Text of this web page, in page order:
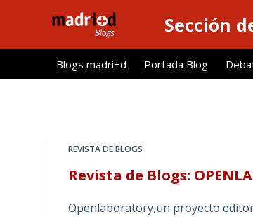
l
Sección
Blogs madri+d Portada Blog
REVISTA DE BLOGS
Revista de Blogs:
Openlaboratory,un proyecto